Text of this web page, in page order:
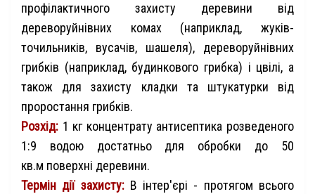
профілактичного захисту деревини від
дереворуйнівних комах (наприклад, жуків-
точильників, вусачів, шашеля), дереворуйнівних
грибків (наприклад, будинкового грибка) і цвілі, а
також для захисту кладки та штукатурки від
проростання грибків.
Розхід: 1 кг концентрату антисептика розведеного
1:9 водою достатньо для обробки до 50
кв.м поверхні деревини.
Термін дії захисту: В інтер'єрі - протягом всього